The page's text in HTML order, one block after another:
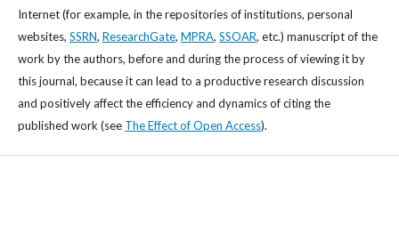
Internet (for example, in the repositories of institutions, personal
websites, SSRN, ResearchGate, MPRA, SSOAR, etc.) manuscript of the
work by the authors, before and during the process of viewing it by
this journal, because it can lead to a productive research discussion
and positively affect the efficiency and dynamics of citing the
published work (see The Effect of Open Access).